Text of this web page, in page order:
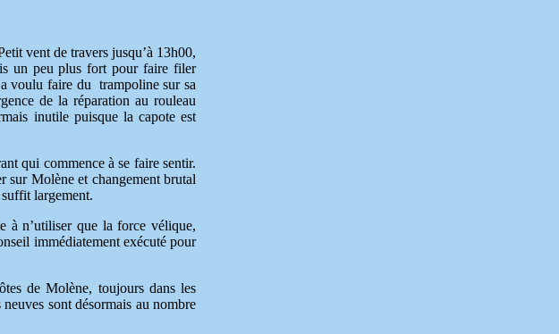
vent de travers jusqu’à 13h00,
un peu plus fort pour faire filer
voulu faire du trampoline sur sa
de la réparation au rouleau
inutile puisque la capote est
qui commence à se faire sentir.
sur Molène et changement brutal
largement.
à n’utiliser que la force vélique,
immédiatement exécuté pour
de Molène, toujours dans les
sont désormais au nombre